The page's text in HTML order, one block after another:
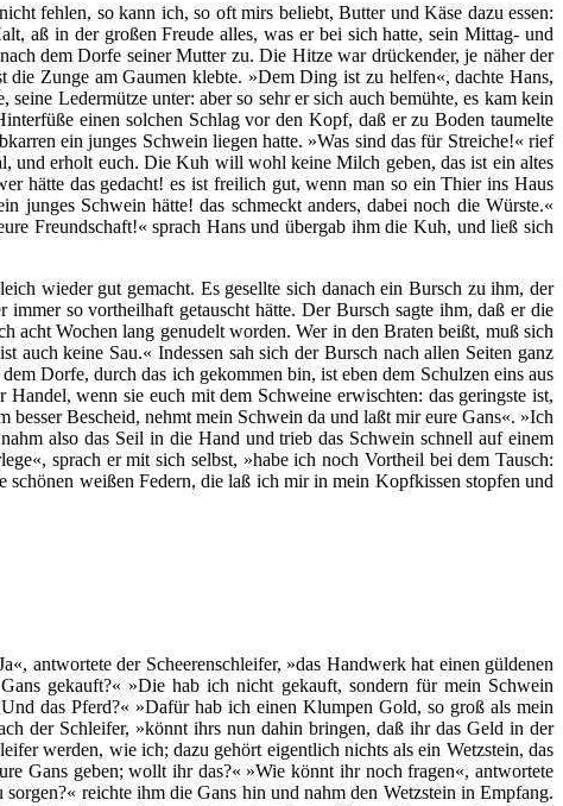
fehlen, so kann ich, so oft mirs beliebt, Butter und Käse dazu essen:
aß in der großen Freude alles, was er bei sich hatte, sein Mittag- und
dem Dorfe seiner Mutter zu. Die Hitze war drückender, je näher der
Zunge am Gaumen klebte. »Dem Ding ist zu helfen«, dachte Hans,
Ledermütze unter: aber so sehr er sich auch bemühte, es kam kein
einen solchen Schlag vor den Kopf, daß er zu Boden taumelte
ein junges Schwein liegen hatte. »Was sind das für Streiche!« rief
und erholt euch. Die Kuh will wohl keine Milch geben, das ist ein altes
hätte das gedacht! es ist freilich gut, wenn man so ein Thier ins Haus
junges Schwein hätte! das schmeckt anders, dabei noch die Würste.«
Freundschaft!« sprach Hans und übergab ihm die Kuh, und ließ sich
wieder gut gemacht. Es gesellte sich danach ein Bursch zu ihm, der
so vortheilhaft getauscht hätte. Der Bursch sagte ihm, daß er die
acht Wochen lang genudelt worden. Wer in den Braten beißt, muß sich
keine Sau.« Indessen sah sich der Bursch nach allen Seiten ganz
Dorfe, durch das ich gekommen bin, ist eben dem Schulzen eins aus
wenn sie euch mit dem Schweine erwischten: das geringste ist,
Bescheid, nehmt mein Schwein da und laßt mir eure Gans«. »Ich
also das Seil in die Hand und trieb das Schwein schnell auf einem
sprach er mit sich selbst, »habe ich noch Vortheil bei dem Tausch:
weißen Federn, die laß ich mir in mein Kopfkissen stopfen und
antwortete der Scheerenschleifer, »das Handwerk hat einen güldenen
gekauft?« »Die hab ich nicht gekauft, sondern für mein Schwein
das Pferd?« »Dafür hab ich einen Klumpen Gold, so groß als mein
der Schleifer, »könnt ihrs nun dahin bringen, daß ihr das Geld in der
werden, wie ich; dazu gehört eigentlich nichts als ein Wetzstein, das
Gans geben; wollt ihr das?« »Wie könnt ihr noch fragen«, antwortete
reichte ihm die Gans hin und nahm den Wetzstein in Empfang.